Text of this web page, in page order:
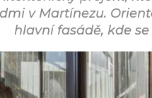
v Martínezu.
hlavní fasádě, kde